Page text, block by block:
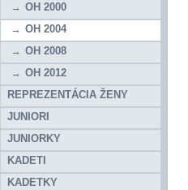
OH 2000
OH 2004
OH 2008
OH 2012
REPREZENTÁCIA ŽENY
JUNIORI
JUNIORKY
KADETI
KADETKY